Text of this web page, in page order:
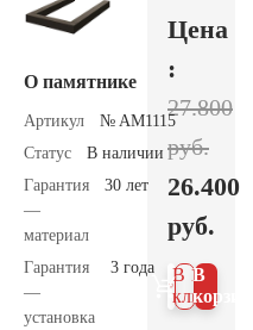
О памятнике
Артикул
№ AM1115
Статус
В наличии
Гарантия
—
материал
30 лет
Гарантия
—
установка
3 года
Цена
:
27.800
руб.
26.400
руб.
В
В 1
клик